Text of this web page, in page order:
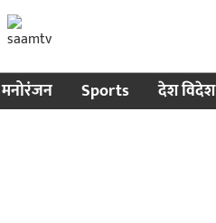
मनोरंजन Sports देश विदेश